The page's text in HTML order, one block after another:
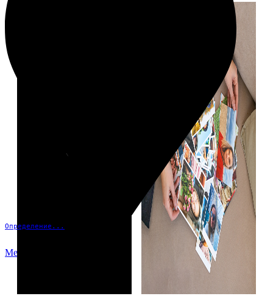
Определение...
Меню